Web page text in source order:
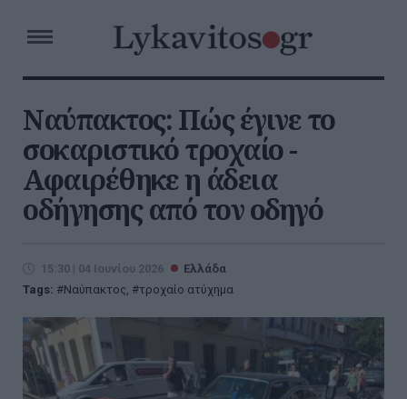
Ναύπακτος: Πώς έγινε το
σοκαριστικό τροχαίο -
Αφαιρέθηκε η άδεια
οδήγησης από τον οδηγό
15:30 | 04 Ιουνίου 2026
Ελλάδα
Tags:
Ναύπακτος, τροχαίο ατύχημα